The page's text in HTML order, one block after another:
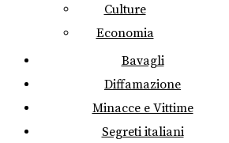
Culture
Economia
Bavagli
Diffamazione
Minacce e Vittime
Segreti italiani